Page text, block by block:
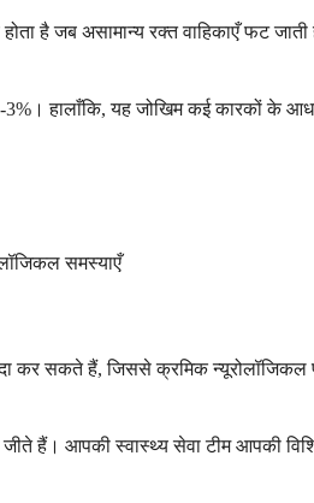
है जब असामान्य रक्त वाहिकाएँ फट
हालाँकि, यह जोखिम कई कारकों के
समस्याएँ
सकते हैं, जिससे क्रमिक न्यूरोलॉजिकल
जीते हैं। आपकी स्वास्थ्य सेवा टीम